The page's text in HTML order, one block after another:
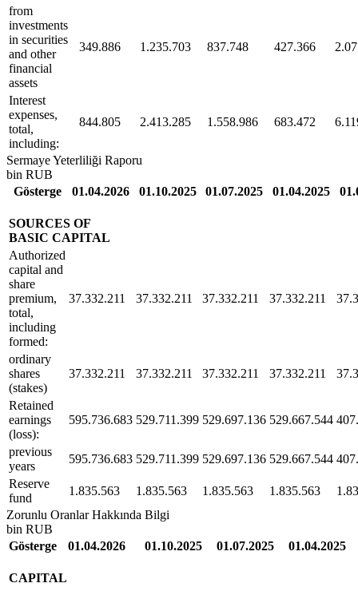
from
investments
in securities
and other
financial
assets
349.886 1.235.703 837.748 427.366
Interest
expenses,
total,
including:
844.805 2.413.285 1.558.986 683.472
Sermaye Yeterliliği Raporu
bin RUB
Gösterge
01.04.2026 01.10.2025 01.07.2025 01.04.2025
SOURCES OF
BASIC CAPITAL
Authorized
capital and
share
premium,
total,
including
formed:
37.332.211 37.332.211 37.332.211 37.332.211
ordinary
shares
(stakes)
37.332.211 37.332.211 37.332.211 37.332.211
Retained
earnings
(loss):
595.736.683 529.711.399 529.697.136 529.667.544
previous
years
595.736.683 529.711.399 529.697.136 529.667.544
Reserve
fund
1.835.563 1.835.563 1.835.563 1.835.563
Zorunlu Oranlar Hakkında Bilgi
bin RUB
Gösterge
01.04.2026 01.10.2025 01.07.2025 01.04.2025
CAPITAL